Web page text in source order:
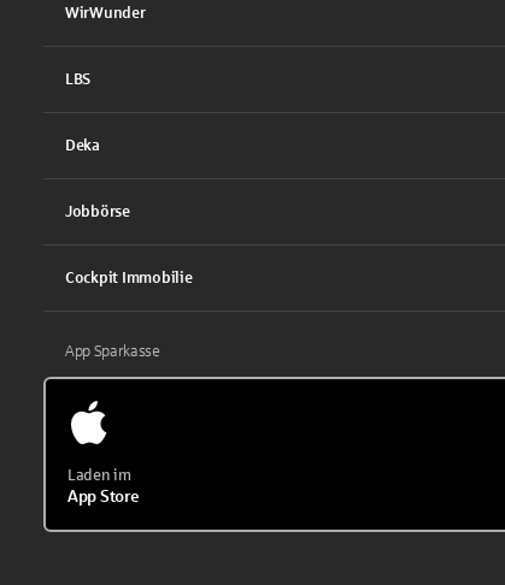
WirWunder
LBS
Deka
Jobbörse
Cockpit Immobilie
App Sparkasse
Laden im
App Store